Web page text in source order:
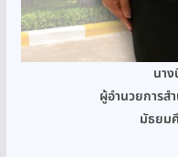
นา
ผู้อำนวยการส
มัธยม